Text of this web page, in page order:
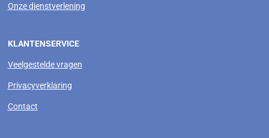
Onze dienstverlening
KLANTENSERVICE
Veelgestelde vragen
Privacyverklaring
Contact